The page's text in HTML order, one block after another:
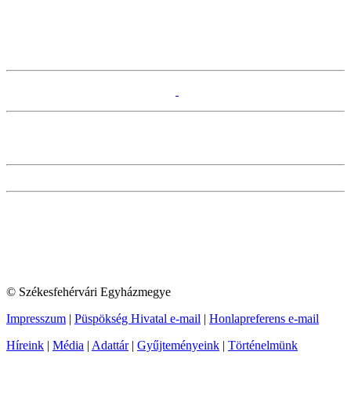
© Székesfehérvári Egyházmegye
Impresszum | Püspökség Hivatal e-mail | Honlapreferens e-mail
Híreink | Média | Adattár| Gyűjteményeink | Történelmünk